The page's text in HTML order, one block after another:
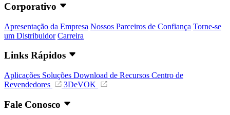
Corporativo
Apresentação da Empresa Nossos Parceiros de Confiança Torne-se
um Distribuidor Carreira
Links Rápidos
Aplicações Soluções Download de Recursos Centro de
Revendedores
3DeVOK
Fale Conosco